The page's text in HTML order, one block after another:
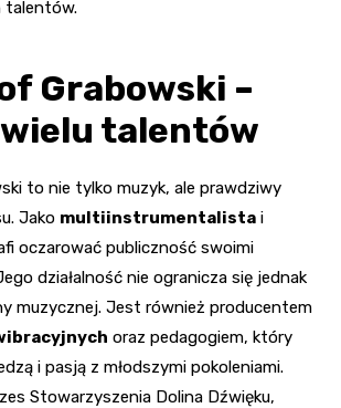
talentów.
Grabowski –
talentów
to nie tylko muzyk, ale prawdziwy
Jako multiinstrumentalista i
oczarować publiczność swoimi
działalność nie ogranicza się jednak
muzycznej. Jest również producentem
oraz pedagogiem, który
i pasją z młodszymi pokoleniami.
Stowarzyszenia Dolina Dźwięku,